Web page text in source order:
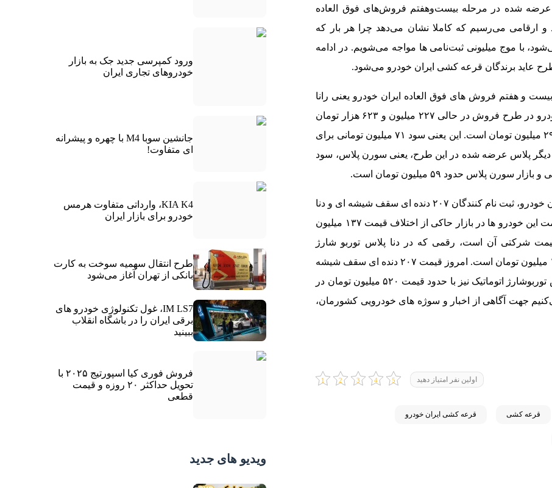
شده در مرحله بیست‌وهفتم فروش‌های فوق العاده
و ارقامی می‌رسیم که کاملا نشان می‌دهد چرا هر بار که
با موج میلیونی ثبت‌نامی ها مواجه می‌شویم. در ادامه
عاید برندگان قرعه کشی ایران خودرو می‌شود.
و هفتم فروش های فوق العاده ایران خودرو یعنی رانا
پلاس با سقف شیشه ای آغاز کنیم، قیمت این خودرو در طرح فروش در حالی ۲۲۷ میلیون و ۶۲۳ هزار تومان
در نظر گرفته شده که حدود قیمت آن در بازار ۲۹۸ میلیون تومان است. این یعنی سود ۷۱ میلیون تومانی برای
دیگر پلاس عرضه شده در این طرح، یعنی سورن پلاس، سود
پلاس حدود ۵۹ میلیون تومان است.
اما سود اصلی را در بین برندگان قرعه کشی ایران خودرو، ثبت نام کنندگان ۲۰۷ دنده ای سقف شیشه ای و دنا
پلاس توربوشارژ اتوماتیک خواهند برد. بررسی قیمت این خودرو ها در بازار حاکی از اختلاف قیمت ۱۳۷ میلیون
ای با قیمت شرکتی آن است، رقمی که در دنا پلاس توربو شارژ
اتوماتیک، ۱۰ میلیون تومان کمتر یعنی معادل ۱۲۷ میلیون تومان است. امروز قیمت ۲۰۷ دنده ای سقف شیشه
ای در بازار به ۳۷۰ میلیون تومان رسیده. دنا پلاس توربوشارژ اتوماتیک نیز با حدود قیمت ۵۲۰ میلیون تومان در
جهت آگاهی از اخبار و سوژه های خودرویی کشورمان،
اولین نفر امتیاز دهید
قرعه کشی قرعه کشی ایران خودرو
ورود کمپرسی جدید جک به بازار
خودروهای تجاری ایران
جانشین سوبا M4 با چهره و پیشرانه
ای متفاوت!
KIA K4، وارداتی متفاوت هرمس
خودرو برای بازار ایران
طرح انتقال سهمیه سوخت به کارت
بانکی از تهران آغاز می‌شود
IM LS7، غول تکنولوژی خودرو های
برقی ایران را در باشگاه انقلاب
ببینید
فروش فوری کیا اسپورتیج ۲۰۲۵ با
تحویل حداکثر ۲۰ روزه و قیمت
قطعی
ویدیو های جدید